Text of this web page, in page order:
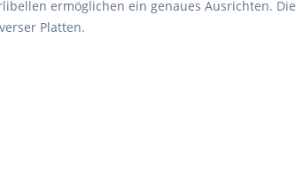
ermöglichen ein genaues Ausrichten. Die
Platten.